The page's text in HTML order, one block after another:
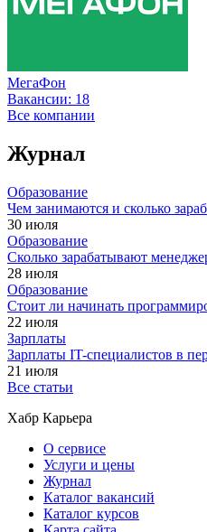
МегаФон
Вакансии: 18
Все компании
Журнал
Образование
Чем занимаются и сколько
30 июля
Образование
Сколько зарабатывают
28 июля
Образование
Стоит ли начинать
22 июля
Зарплаты
Зарплаты IT-специалистов в
21 июля
Все статьи
Хабр Карьера
О сервисе
Услуги и цены
Журнал
Каталог вакансий
Каталог курсов